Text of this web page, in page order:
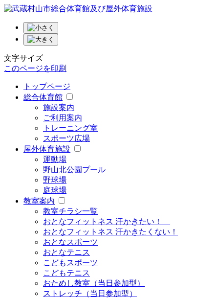
文字サイズ
このページを印刷
トップページ
総合体育館
施設案内
ご利用案内
トレーニング室
スポーツ広場
屋外体育施設
運動場
野山北公園プール
野球場
庭球場
教室案内
教室チラシ一覧
おとなフィットネス 汗かきたい！
おとなフィットネス 汗かきたくない！
おとなスポーツ
おとなテニス
こどもスポーツ
こどもテニス
おためし教室（当日参加型）
ストレッチ（当日参加型）